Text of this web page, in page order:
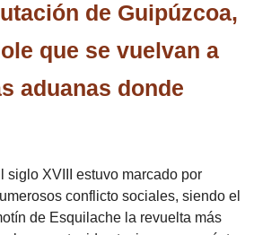
de Guipúzcoa,
que se vuelvan a
aduanas donde
siglo XVIII estuvo marcado por
conflicto sociales, siendo el
de Esquilache la revuelta más